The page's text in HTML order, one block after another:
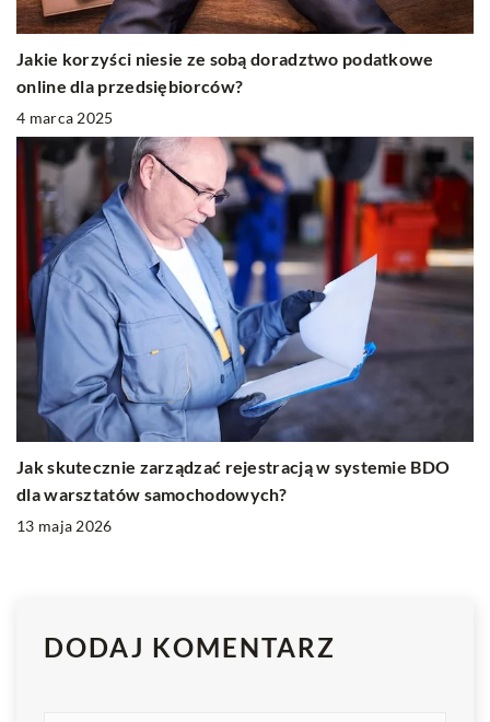
Jakie korzyści niesie ze sobą doradztwo podatkowe
online dla przedsiębiorców?
4 marca 2025
Jak skutecznie zarządzać rejestracją w systemie BDO
dla warsztatów samochodowych?
13 maja 2026
DODAJ KOMENTARZ